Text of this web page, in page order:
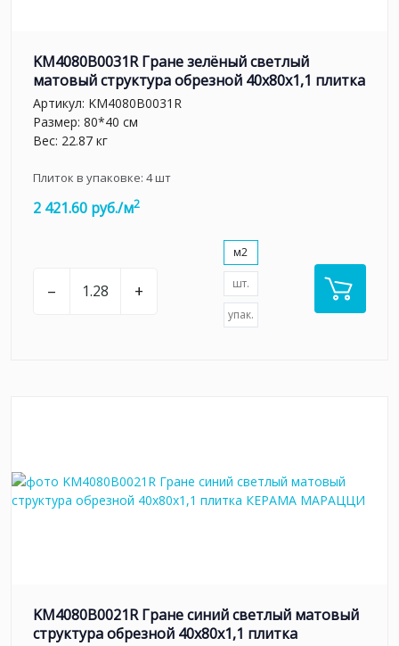
KM4080B0031R Гране зелёный светлый
матовый структура обрезной 40x80x1,1 плитка
Артикул: KM4080B0031R
Размер: 80*40 см
Вес: 22.87 кг
Плиток в упаковке: 4шт
2 421.60 руб./м2
– +
м2
шт.
упак.
KM4080B0021R Гране синий светлый матовый
структура обрезной 40x80x1,1 плитка